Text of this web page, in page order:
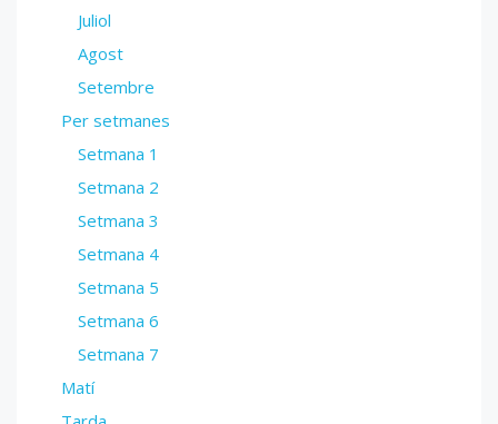
Juliol
Agost
Setembre
Per setmanes
Setmana 1
Setmana 2
Setmana 3
Setmana 4
Setmana 5
Setmana 6
Setmana 7
Matí